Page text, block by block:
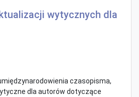
wytycznych dla
czasopisma,
dla autorów dotyczące